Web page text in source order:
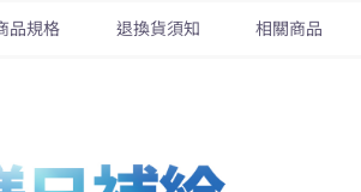
品規格 退換貨須知 相關商品